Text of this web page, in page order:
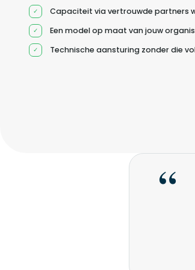
Capaciteit via vertrouwde partners
Een model op maat van jouw
Technische aansturing zonder die